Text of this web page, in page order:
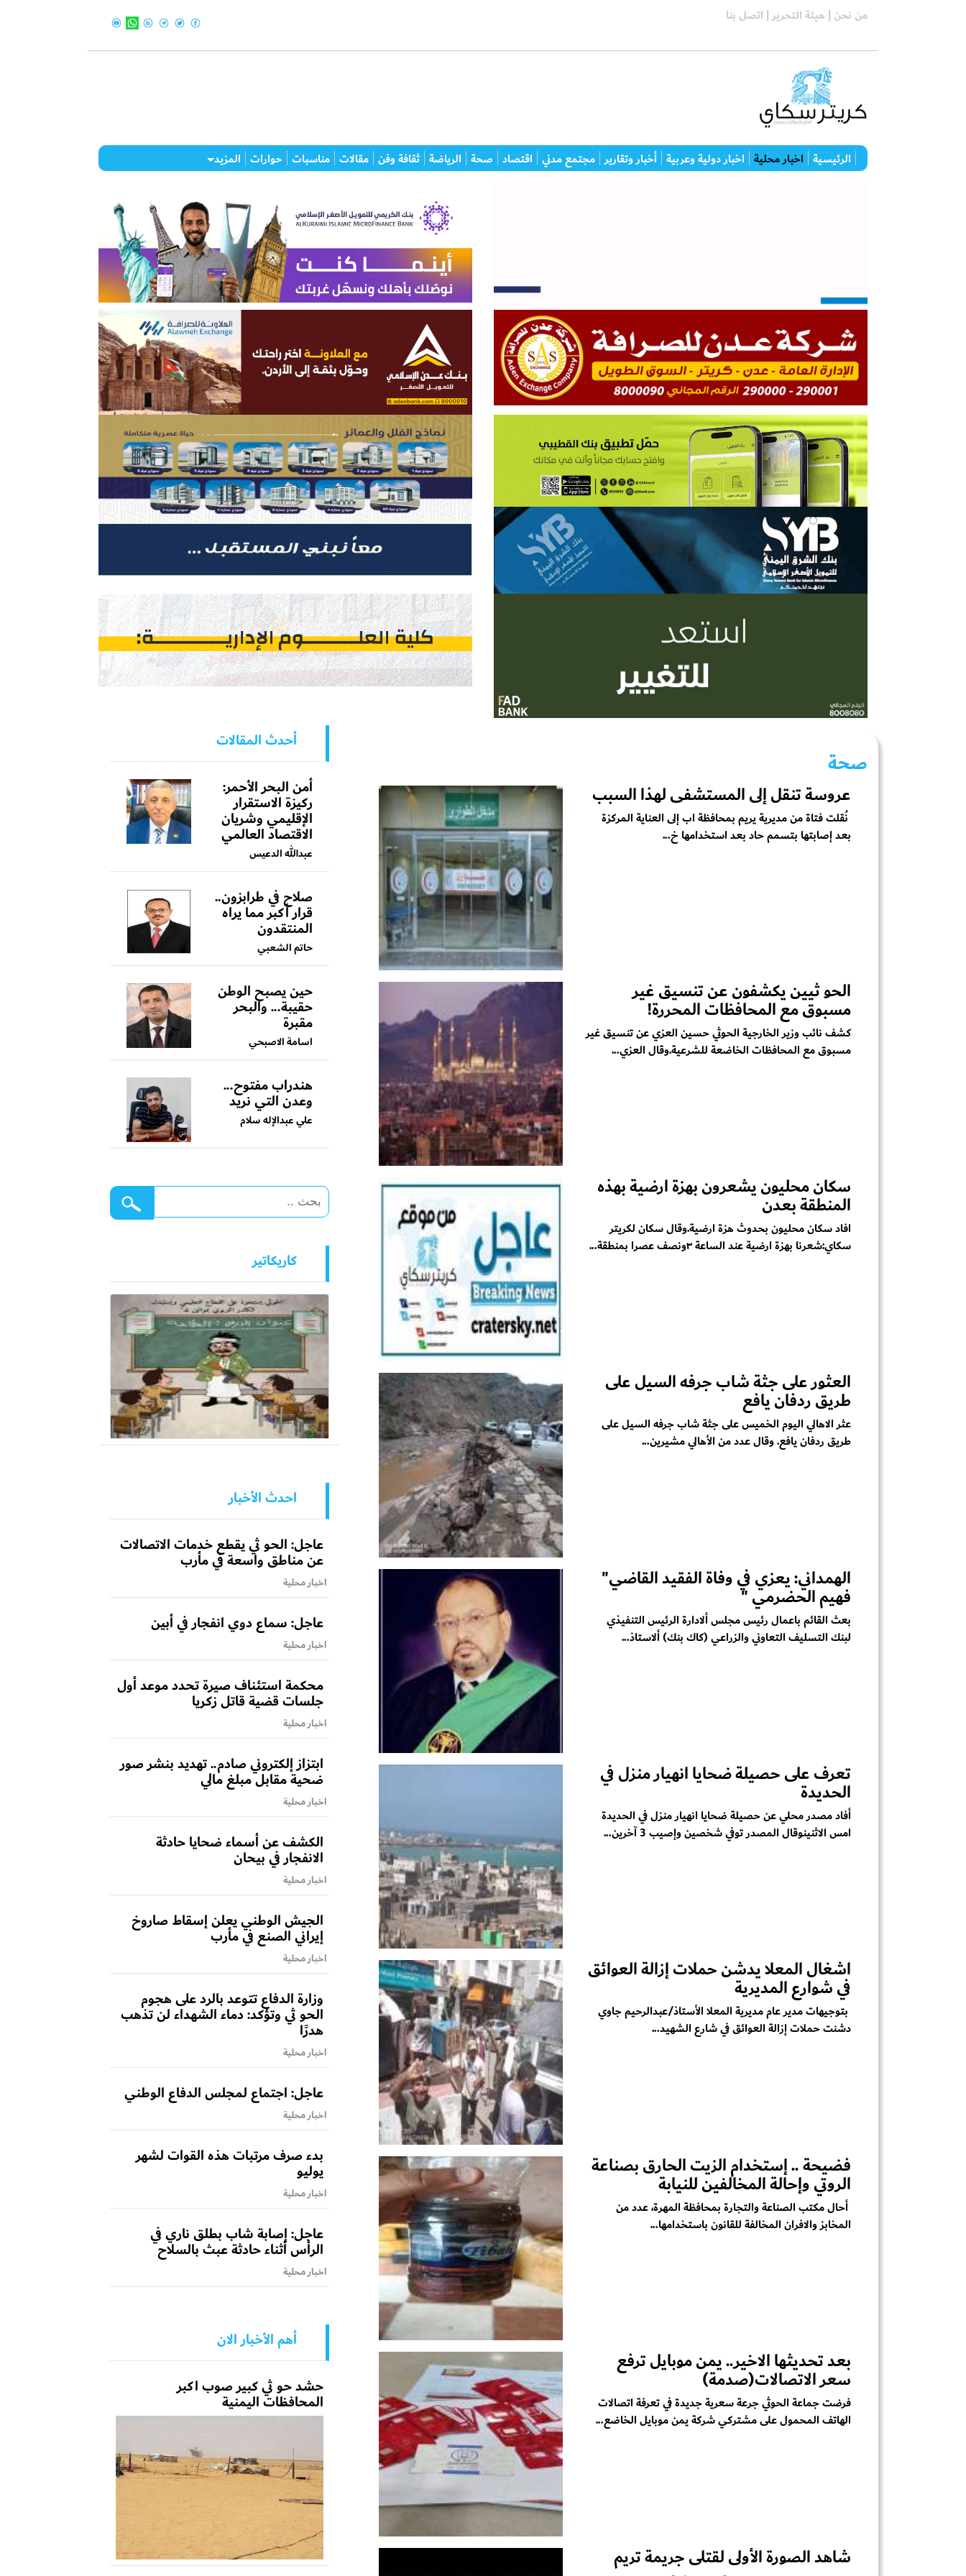
من نحن | هيئة التحرير | اتصل بنا
الرئيسية اخبار محلية اخبار دولية وعربية أخبار وتقارير مجتمع مدني اقتصاد صحة الرياضة ثقافة وفن مقالات مناسبات حوارات المزيد
صحة
عروسة تنقل إلى المستشفى لهذا السبب
نُقلت فتاة من مديرية يريم بمحافظة اب إلى العناية المركزة
بعد إصابتها بتسمم حاد بعد استخدامها خ...
الحو ثيين يكشفون عن تنسيق غير
مسبوق مع المحافظات المحررة!
كشف نائب وزير الخارجية الحوثي حسين العزي عن تنسيق غير
مسبوق مع المحافظات الخاضعة للشرعية.وقال العزي...
سكان محليون يشعرون بهزة ارضية بهذه
المنطقة بعدن
افاد سكان محليون بحدوث هزة ارضية.وقال سكان لكريتر
سكاي:شعرنا بهزة ارضية عند الساعة ٣ونصف عصرا بمنطقة...
العثور على جثة شاب جرفه السيل على
طريق ردفان يافع
عثر الاهالي اليوم الخميس على جثة شاب جرفه السيل على
طريق ردفان يافع. وقال عدد من الأهالي مشيرين...
الهمداني: يعزي في وفاة الفقيد القاضي"
فهيم الحضرمي "
بعث القائم باعمال رئيس مجلس ألادارة الرئيس التنفيذي
لبنك التسليف التعاوني والزراعي (كاك بنك) ألاستاذ...
تعرف على حصيلة ضحايا انهيار منزل في
الحديدة
أفاد مصدر محلي عن حصيلة ضحايا انهيار منزل في الحديدة
امس الاثنينوقال المصدر توفي شخصين وإصيب 3 آخرين...
اشغال المعلا يدشن حملات إزالة العوائق
في شوارع المديرية
بتوجيهات مدير عام مديرية المعلا الأستاذ/عبدالرحيم جاوي
دشنت حملات إزالة العوائق في شارع الشهيد...
فضيحة .. إستخدام الزيت الحارق بصناعة
الروتي وإحالة المخالفين للنيابة
أحال مكتب الصناعة والتجارة بمحافظة المهرة، عدد من
المخابز والافران المخالفة للقانون باستخدامها...
بعد تحديثها الاخير.. يمن موبايل ترفع
سعر الاتصالات(صدمة)
فرضت جماعة الحوثي جرعة سعرية جديدة في تعرفة اتصالات
الهاتف المحمول على مشتركي شركة يمن موبايل الخاضع...
شاهد الصورة الأولى لقتلى جريمة تريم
أحدث المقالات
أمن البحر الأحمر:
ركيزة الاستقرار
الإقليمي وشريان
الاقتصاد العالمي
عبدالله الدعيس
صلاح في طرابزون..
قرار أكبر مما يراه
المنتقدون
حاتم الشعبي
حين يصبح الوطن
حقيبة... والبحر
مقبرة
اسامة الاصبحي
هندراب مفتوح...
وعدن التي نريد
علي عبدالإله سلام
كاريكاتير
احدث الأخبار
عاجل: الحو ثي يقطع خدمات الاتصالات
عن مناطق واسعة في مأرب
اخبار محلية
عاجل: سماع دوي انفجار في أبين
اخبار محلية
محكمة استئناف صيرة تحدد موعد أول
جلسات قضية قاتل زكريا
اخبار محلية
ابتزاز إلكتروني صادم.. تهديد بنشر صور
ضحية مقابل مبلغ مالي
اخبار محلية
الكشف عن أسماء ضحايا حادثة
الانفجار في بيحان
اخبار محلية
الجيش الوطني يعلن إسقاط صاروخ
إيراني الصنع في مأرب
اخبار محلية
وزارة الدفاع تتوعد بالرد على هجوم
الحو ثي وتؤكد: دماء الشهداء لن تذهب
هدرًا
اخبار محلية
عاجل: اجتماع لمجلس الدفاع الوطني
اخبار محلية
بدء صرف مرتبات هذه القوات لشهر
يوليو
اخبار محلية
عاجل: إصابة شاب بطلق ناري في
الرأس أثناء حادثة عبث بالسلاح
اخبار محلية
أهم الأخبار الان
حشد حو ثي كبير صوب اكبر
المحافظات اليمنية